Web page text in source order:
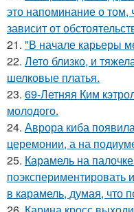
это напоминание о
зависит от
21. "В начале карьеры
22. Лето близко, и
шелковые платья.
23. 69-Летняя Ким
молодого.
24. Аврора киба
церемонии, а на
25. Карамель на
поэкспериментировать
в карамель, думая, что